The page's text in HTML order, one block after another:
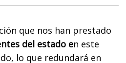
que nos han prestado
del estado en este
lo que redundará en